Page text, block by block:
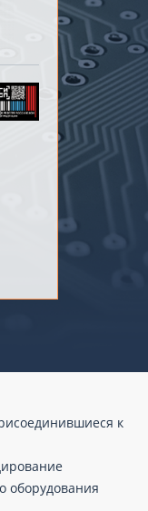
к
оборудования